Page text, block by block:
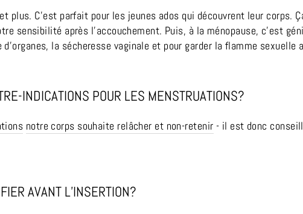
plus. C’est parfait pour les jeunes ados qui découvrent leur corps.
sensibilité après l’accouchement. Puis, à la ménopause, c'est
la sécheresse vaginale et pour garder la flamme sexuelle
INDICATIONS POUR LES MENSTRUATIONS?
notre corps souhaite relâcher et non-retenir - il est donc
AVANT L’INSERTION?